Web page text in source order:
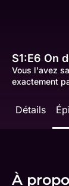
S1:E6 On
Vous l'avez
exactement
Détails
À